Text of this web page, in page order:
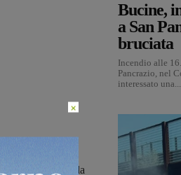
profilo facebook la
Bucine,
a San
bruciata
Incendio alle
Pancrazio, nel
interessato una...
×